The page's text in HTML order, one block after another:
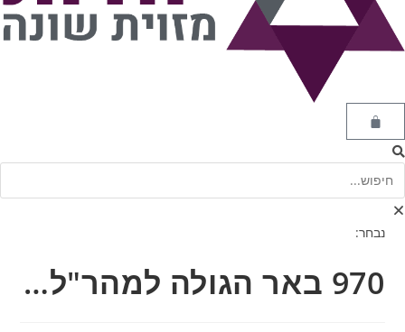
נבחר:
970 באר הגולה למהר"ל…